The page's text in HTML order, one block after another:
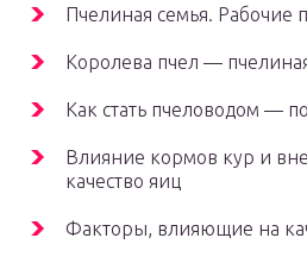
Пчелиная семья. Рабочие
Королева пчел —
Как стать пчеловодом —
Влияние кормов кур и
качество яиц
Факторы, влияющие на